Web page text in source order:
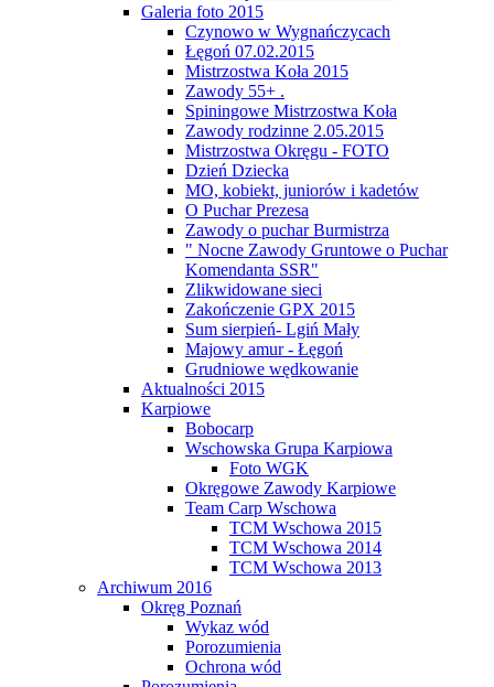
Galeria foto 2015
Czynowo w Wygnańczycach
Łęgoń 07.02.2015
Mistrzostwa Koła 2015
Zawody 55+ .
Spiningowe Mistrzostwa Koła
Zawody rodzinne 2.05.2015
Mistrzostwa Okręgu - FOTO
Dzień Dziecka
MO, kobiekt, juniorów i kadetów
O Puchar Prezesa
Zawody o puchar Burmistrza
" Nocne Zawody Gruntowe o Puchar
Komendanta SSR"
Zlikwidowane sieci
Zakończenie GPX 2015
Sum sierpień- Lgiń Mały
Majowy amur - Łęgoń
Grudniowe wędkowanie
Aktualności 2015
Karpiowe
Bobocarp
Wschowska Grupa Karpiowa
Foto WGK
Okręgowe Zawody Karpiowe
Team Carp Wschowa
TCM Wschowa 2015
TCM Wschowa 2014
TCM Wschowa 2013
Archiwum 2016
Okręg Poznań
Wykaz wód
Porozumienia
Ochrona wód